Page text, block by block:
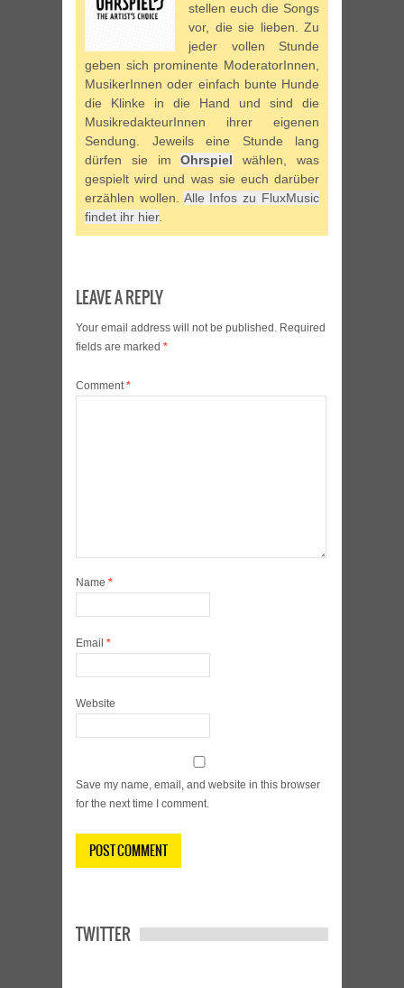
stellen euch die Songs
vor, die sie lieben. Zu
jeder vollen Stunde
geben sich prominente ModeratorInnen,
MusikerInnen oder einfach bunte Hunde
die Klinke in die Hand und sind die
MusikredakteurInnen ihrer eigenen
Sendung. Jeweils eine Stunde lang
dürfen sie imOhrspiel wählen, was
gespielt wird und was sie euch darüber
erzählen wollen. Alle Infos zu FluxMusic
findet ihr hier.
LEAVE A REPLY
Your email address will not be published. Required
fields are marked *
Comment*
Name *
Email *
Website
Save my name, email, and website in this browser
for the next time I comment.
TWITTER